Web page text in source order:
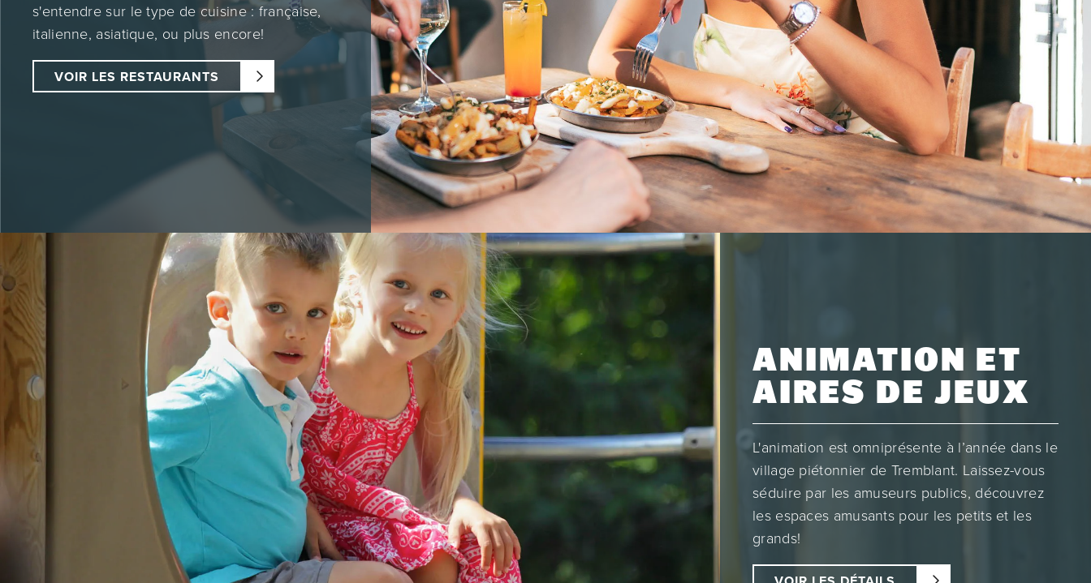
s'entendre sur le type de cuisine : française,
italienne, asiatique, ou plus encore!
VOIR LES RESTAURANTS
ANIMATION ET
AIRES DE JEUX
L'animation est omniprésente à l’année dans le
village piétonnier de Tremblant. Laissez-vous
séduire par les amuseurs publics, découvrez
les espaces amusants pour les petits et les
grands!